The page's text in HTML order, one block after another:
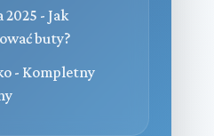
2025 - Jak
buty?
- Kompletny